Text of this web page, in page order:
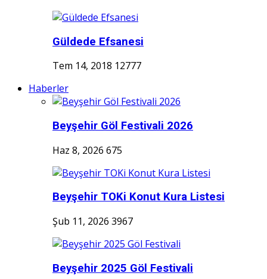
Güldede Efsanesi
Tem 14, 2018 12777
Haberler
Beyşehir Göl Festivali 2026
Haz 8, 2026 675
Beyşehir TOKi Konut Kura Listesi
Şub 11, 2026 3967
Beyşehir 2025 Göl Festivali